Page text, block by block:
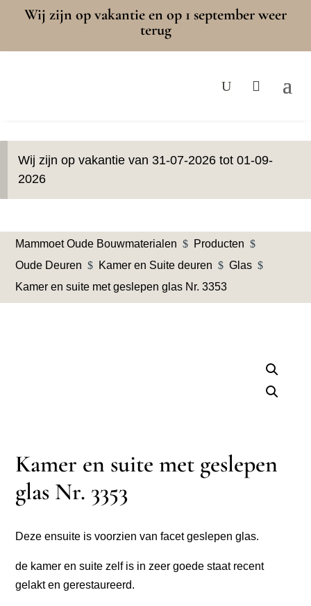
Wij zijn op vakantie en op 1 september weer
terug
Wij zijn op vakantie van 31-07-2026 tot 01-09-
2026
Mammoet Oude Bouwmaterialen $ Producten $
Oude Deuren $ Kamer en Suite deuren $ Glas $
Kamer en suite met geslepen glas Nr. 3353
Kamer en suite met geslepen
glas Nr. 3353
Deze ensuite is voorzien van facet geslepen glas.
de kamer en suite zelf is in zeer goede staat recent
gelakt en gerestaureerd.